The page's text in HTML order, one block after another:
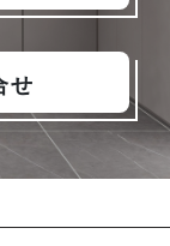
ちら
せ